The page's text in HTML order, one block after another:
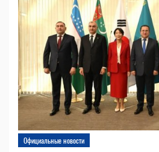
Официальные новости